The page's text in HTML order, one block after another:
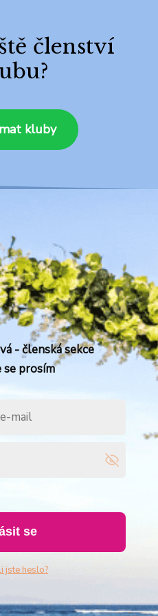
členství
kluby
- členská sekce
prosím
se
jste heslo?